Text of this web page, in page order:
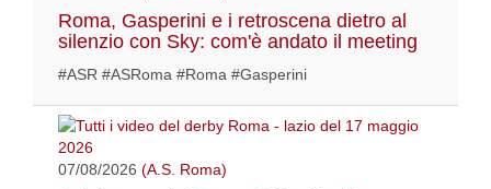
Roma, Gasperini e i retroscena dietro al
silenzio con Sky: com'è andato il meeting
#ASR #ASRoma #Roma #Gasperini
07/08/2026 (A.S. Roma)